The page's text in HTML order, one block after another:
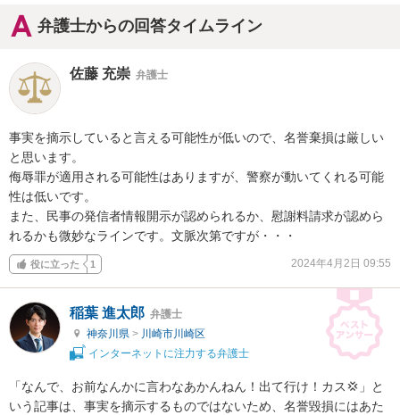
弁護士からの回答タイムライン
佐藤 充崇 弁護士
事実を摘示していると言える可能性が低いので、名誉棄損は厳しい
と思います。
侮辱罪が適用される可能性はありますが、警察が動いてくれる可能
性は低いです。
また、民事の発信者情報開示が認められるか、慰謝料請求が認めら
れるかも微妙なラインです。文脈次第ですが・・・
役に立った 1 2024年4月2日 09:55
稲葉 進太郎 弁護士
神奈川県 > 川崎市川崎区
インターネットに注力する弁護士
「なんで、お前なんかに言わなあかんねん！出て行け！カス💢」と
いう記事は、事実を摘示するものではないため、名誉毀損にはあた